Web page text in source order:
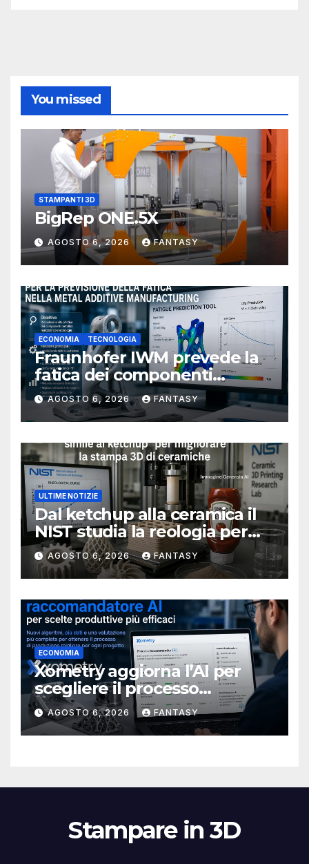
You missed
STAMPANTI 3D
BigRep ONE.5X
AGOSTO 6, 2026 FANTASY
ECONOMIA TECNOLOGIA
Fraunhofer IWM prevede la
fatica dei componenti
metallici stampati in 3D
AGOSTO 6, 2026 FANTASY
ULTIME NOTIZIE
Dal ketchup alla ceramica il
NIST studia la reologia per
rendere più affidabile la
stampa 3D
AGOSTO 6, 2026 FANTASY
ECONOMIA
Xometry aggiorna l’AI per
scegliere il processo
produttivo più adatto
AGOSTO 6, 2026 FANTASY
Stampare in 3D